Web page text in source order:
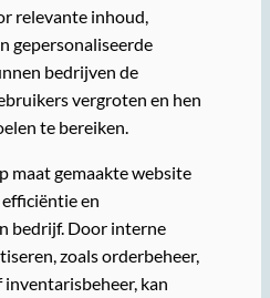
relevante inhoud,
gepersonaliseerde
bedrijven de
vergroten en hen
te bereiken.
maat gemaakte website
en
bedrijf. Door interne
zoals orderbeheer,
kan